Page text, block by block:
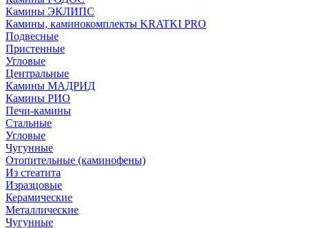
Камины ЭКЛИПС
Камины, каминокомплекты KRATKI PRO
Подвесные
Пристенные
Угловые
Центральные
Камины МАДРИД
Камины РИО
Печи-камины
Стальные
Угловые
Чугунные
Отопительные (каминофены)
Из стеатита
Изразцовые
Керамические
Металлические
Чугунные